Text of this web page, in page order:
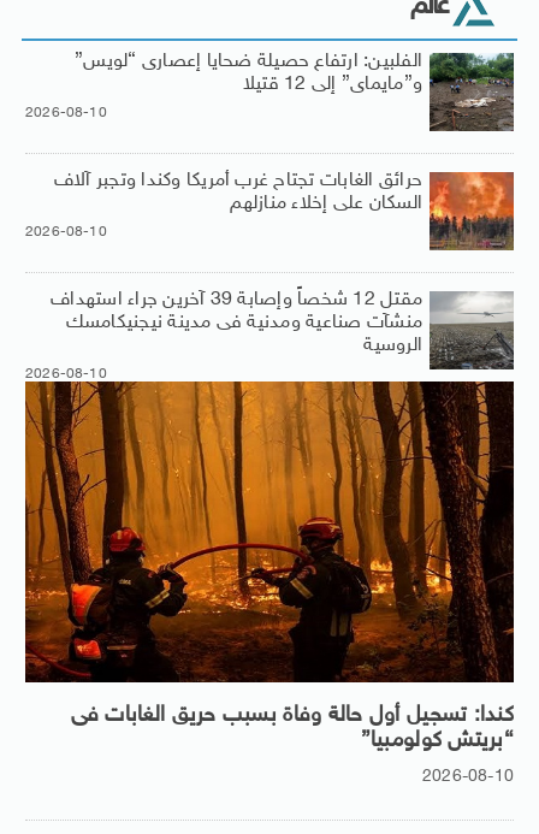
الفلبين: ارتفاع حصيلة ضحايا إعصارى “لويس”
و”مايماى” إلى 12 قتيلا
2026-08-10
حرائق الغابات تجتاح غرب أمريكا وكندا وتجبر آلاف
السكان على إخلاء منازلهم
2026-08-10
مقتل 12 شخصاً وإصابة 39 آخرين جراء استهداف
منشآت صناعية ومدنية فى مدينة نيجنيكامسك
الروسية
2026-08-10
كندا: تسجيل أول حالة وفاة بسبب حريق الغابات فى
“بريتش كولومبيا”
2026-08-10